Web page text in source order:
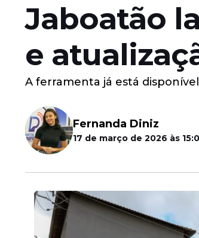
Jaboatão
e
A ferramenta já está
Fernanda Diniz
17 de março de 2026 às